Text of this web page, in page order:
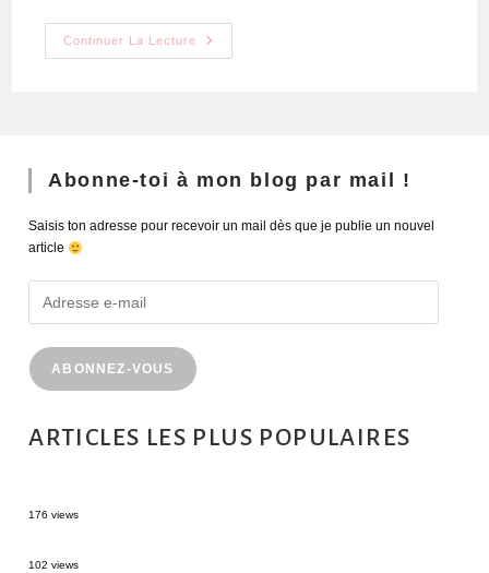
Continuer La Lecture
Abonne-toi à mon blog par mail !
Saisis ton adresse pour recevoir un mail dès que je publie un nouvel
article
ABONNEZ-VOUS
ARTICLES LES PLUS POPULAIRES
176 views
102 views